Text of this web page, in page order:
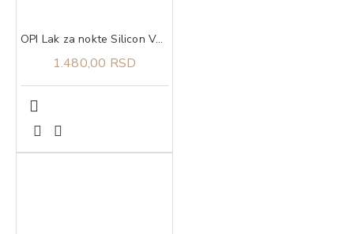
OPI Lak za nokte Silicon Valley Girl
1.480,00 RSD